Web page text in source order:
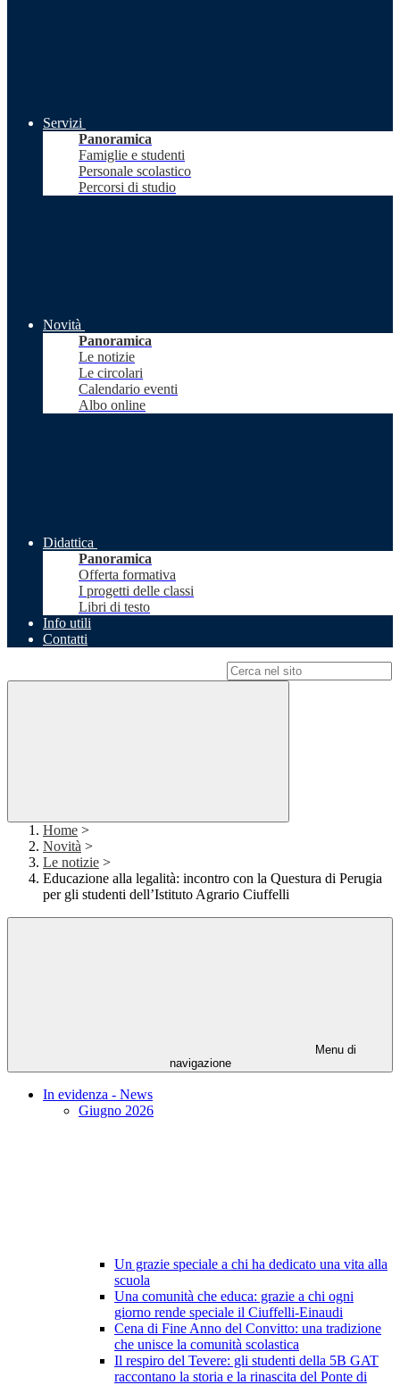
Servizi
Panoramica
Famiglie e studenti
Personale scolastico
Percorsi di studio
Novità
Panoramica
Le notizie
Le circolari
Calendario eventi
Albo online
Didattica
Panoramica
Offerta formativa
I progetti delle classi
Libri di testo
Info utili
Contatti
Home >
Novità >
Le notizie >
Educazione alla legalità: incontro con la Questura di Perugia
per gli studenti dell’Istituto Agrario Ciuffelli
Menu di
navigazione
In evidenza - News
Giugno 2026
Un grazie speciale a chi ha dedicato una vita alla
scuola
Una comunità che educa: grazie a chi ogni
giorno rende speciale il Ciuffelli-Einaudi
Cena di Fine Anno del Convitto: una tradizione
che unisce la comunità scolastica
Il respiro del Tevere: gli studenti della 5B GAT
raccontano la storia e la rinascita del Ponte di